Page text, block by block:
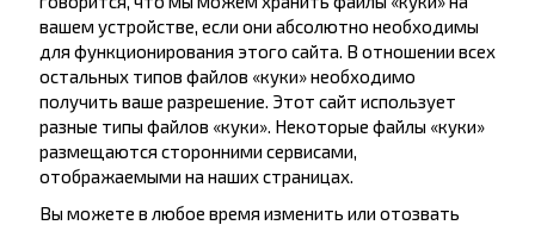
Подписаться
Вопрос - Ответ
вашем устройстве, если они абсолютно необходимы
для функционирования этого сайта. В отношении всех
остальных типов файлов «куки» необходимо
получить ваше разрешение. Этот сайт использует
разные типы файлов «куки». Некоторые файлы «куки»
размещаются сторонними сервисами,
отображаемыми на наших страницах.
Вы можете в любое время изменить или отозвать